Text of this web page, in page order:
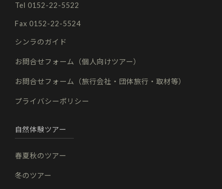
Tel 0152-22-5522
Fax 0152-22-5524
シンラのガイド
お問合せフォーム（個人向けツアー）
お問合せフォーム（旅行会社・団体旅行・取材等）
プライバシーポリシー
自然体験ツアー
春夏秋のツアー
冬のツアー